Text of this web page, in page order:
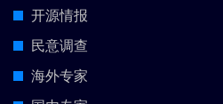
开源情报
民意调查
海外专家